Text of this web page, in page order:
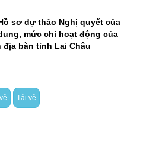
sơ dự thảo Nghị quyết của
mức chi hoạt động của
bàn tỉnh Lai Châu
Tải về